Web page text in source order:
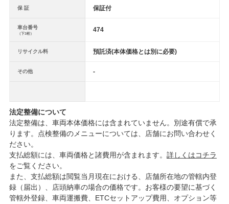
保 証 保証付
車台番号
（下3桁）
474
リサイクル料 預託済(本体価格とは別に必要)
その他 -
法定整備について
法定整備は、車両本体価格には含まれていません。別途有償で承
ります。点検整備のメニューについては、店舗にお問い合わせく
ださい。
支払総額には、車両価格と諸費用が含まれます。 詳しくはコチラ
をご覧ください。
また、支払総額は閲覧当月現在における、店舗所在地の管轄内登
録（届出）、店頭納車の場合の価格です。お客様の要望に基づく
管轄外登録、車両運搬費、ETCセットアップ費用、オプション等